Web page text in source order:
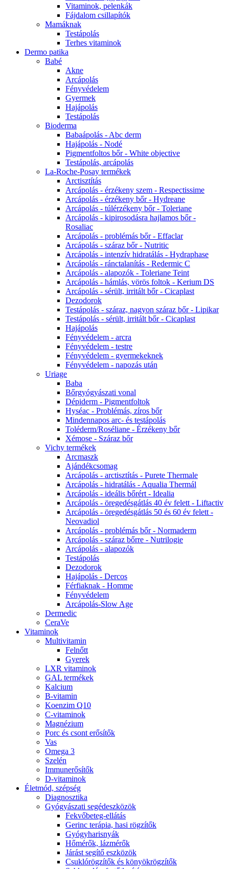
Vitaminok, pelenkák
Fájdalom csillapítók
Mamáknak
Testápolás
Terhes vitaminok
Dermo patika
Babé
Akne
Arcápolás
Fényvédelem
Gyermek
Hajápolás
Testápolás
Bioderma
Babaápolás - Abc derm
Hajápolás - Nodé
Pigmentfoltos bőr - White objective
Testápolás, arcápolás
La-Roche-Posay termékek
Arctisztítás
Arcápolás - érzékeny szem - Respectissime
Arcápolás - érzékeny bőr - Hydreane
Arcápolás - túlérzékeny bőr - Toleriane
Arcápolás - kipirosodásra hajlamos bőr -
Rosaliac
Arcápolás - problémás bőr - Effaclar
Arcápolás - száraz bőr - Nutritic
Arcápolás - intenzív hidratálás - Hydraphase
Arcápolás - ránctalanítás - Redermic C
Arcápolás - alapozók - Toleriane Teint
Arcápolás - hámlás, vörös foltok - Kerium DS
Arcápolás - sérült, irritált bőr - Cicaplast
Dezodorok
Testápolás - száraz, nagyon száraz bőr - Lipikar
Testápolás - sérült, irritált bőr - Cicaplast
Hajápolás
Fényvédelem - arcra
Fényvédelem - testre
Fényvédelem - gyermekeknek
Fényvédelem - napozás után
Uriage
Baba
Bőrgyógyászati vonal
Dépiderm - Pigmentfoltok
Hyséac - Problémás, zíros bőr
Mindennapos arc- és testápolás
Toléderm/Roséliane - Érzékeny bőr
Xémose - Száraz bőr
Vichy termékek
Arcmaszk
Ajándékcsomag
Arcápolás - arctisztítás - Purete Thermale
Arcápolás - hidratálás - Aqualia Thermál
Arcápolás - ideális bőrért - Idealia
Arcápolás - öregedésgátlás 40 év felett - Liftactiv
Arcápolás - öregedésgátlás 50 és 60 év felett -
Neovadiol
Arcápolás - problémás bőr - Normaderm
Arcápolás - száraz bőrre - Nutrilogie
Arcápolás - alapozók
Testápolás
Dezodorok
Hajápolás - Dercos
Férfiaknak - Homme
Fényvédelem
Arcápolás-Slow Age
Dermedic
CeraVe
Vitaminok
Multivitamin
Felnőtt
Gyerek
LXR vitaminok
GAL termékek
Kalcium
B-vitamin
Koenzim Q10
C-vitaminok
Magnézium
Porc és csont erősítők
Vas
Omega 3
Szelén
Immunerősítők
D-vitaminok
Életmód, szépség
Diagnosztika
Gyógyászati segédeszközök
Fekvőbeteg-ellátás
Gerinc terápia, hasi rögzítők
Gyógyharisnyák
Hőmérők, lázmérők
Járást segítő eszközök
Csuklórögzítők és könyökrögzítők